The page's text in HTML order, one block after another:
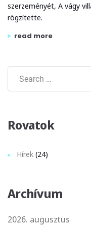
szerzeményét, A vágy
rögzítette.
read more
„dés lászló: a vágy
Rovatok
Hírek (24)
Archívum
2026. augusztus